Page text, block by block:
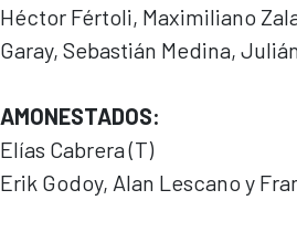
Héctor Fértoli, Maximiliano
Garay, Sebastián Medina,
AMONESTADOS:
Elías Cabrera (T)
Erik Godoy, Alan Lescano y